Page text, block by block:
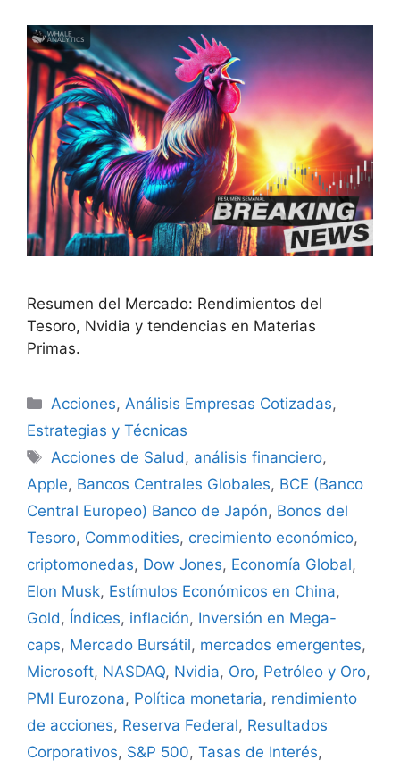
Resumen del Mercado: Rendimientos del
Tesoro, Nvidia y tendencias en Materias
Primas.
Categorías
Acciones, Análisis Empresas Cotizadas,
Estrategias y Técnicas
Etiquetas
Acciones de Salud , análisis financiero,
Apple, Bancos Centrales Globales, BCE (Banco
Central Europeo) Banco de Japón, Bonos del
Tesoro, Commodities, crecimiento económico,
criptomonedas, Dow Jones, Economía Global,
Elon Musk, Estímulos Económicos en China,
Gold , Índices, inflación, Inversión en Mega-
caps, Mercado Bursátil, mercados emergentes,
Microsoft, NASDAQ, Nvidia, Oro, Petróleo y Oro,
PMI Eurozona, Política monetaria, rendimiento
de acciones, Reserva Federal, Resultados
Corporativos, S&P 500, Tasas de Interés,